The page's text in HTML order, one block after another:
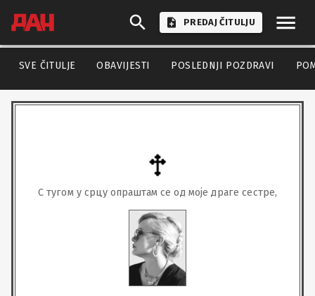
PREDAJ ČITULJU
SVE ČITULJE OBAVIJESTI POSLEDNJI POZDRAVI
С тугом у срцу опраштам се од моје драге сестре,